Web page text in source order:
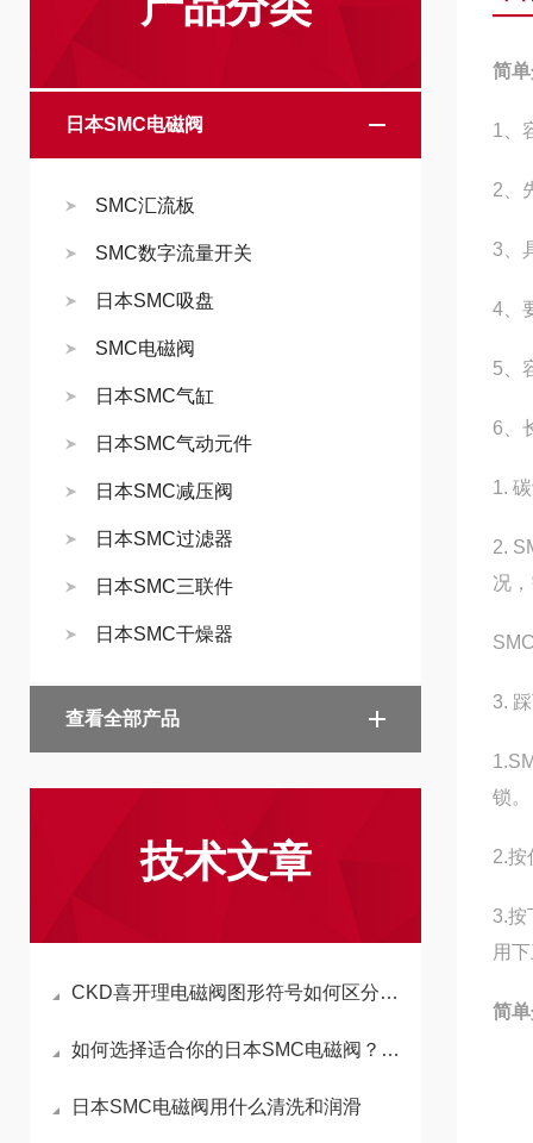
日本SMC电磁阀
SMC汇流板
SMC数字流量开关
日本SMC吸盘
SMC电磁阀
日本SMC气缸
日本SMC气动元件
日本SMC减压阀
日本SMC过滤器
日本SMC三联件
日本SMC干燥器
查看全部产品
技术文章
CKD喜开理电磁阀图形符号如何区分常开和常闭状态
如何选择适合你的日本SMC电磁阀？详细解析与应用指南
日本SMC电磁阀用什么清洗和润滑
简
1、
2、
3、
4、
5、
6、
1.
2.
况
3.
锁。
2.按
3.按
用
简